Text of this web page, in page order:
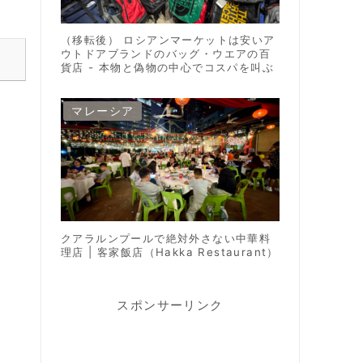
（移転後） ロシアンマーケットは安いア
ウトドアブランドのバッグ・ウエアの百
貨店 - 本物と偽物の中心でコスパを叫ぶ
マレーシア
クアラルンプールで絶対外さない中華料
理店 | 客家飯店（Hakka Restaurant）
スポンサーリンク